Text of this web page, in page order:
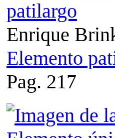
Enrique
Elemento
Pag. 217